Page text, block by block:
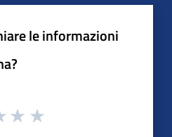
le informazioni